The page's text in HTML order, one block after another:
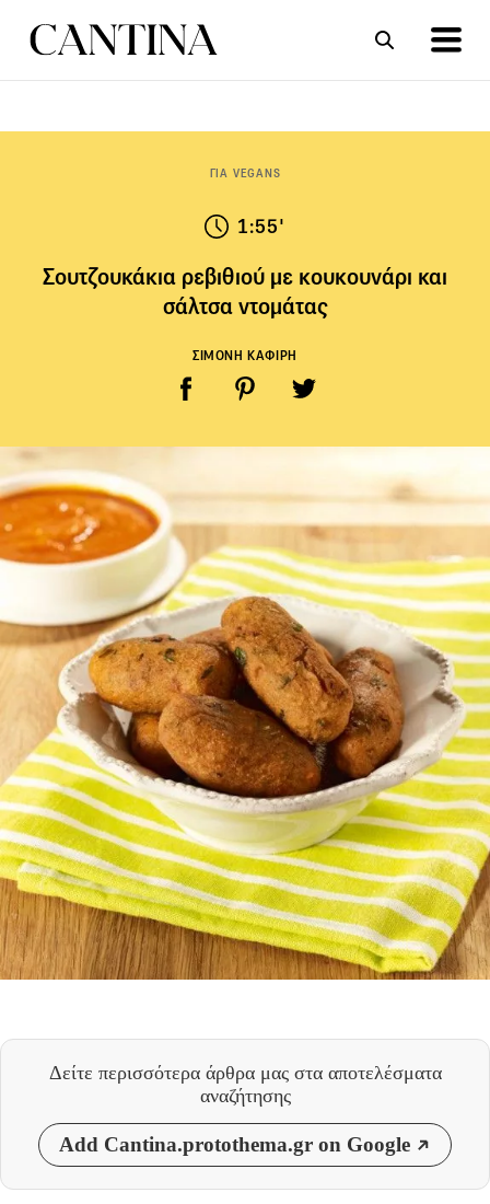
ΓΙΑ VEGANS
1:55'
Σουτζουκάκια ρεβιθιού με κουκουνάρι και
σάλτσα ντομάτας
ΣΙΜΟΝΗ ΚΑΦΙΡΗ
Δείτε περισσότερα άρθρα μας στα αποτελέσματα
αναζήτησης
Add Cantina.protothema.gr on Google